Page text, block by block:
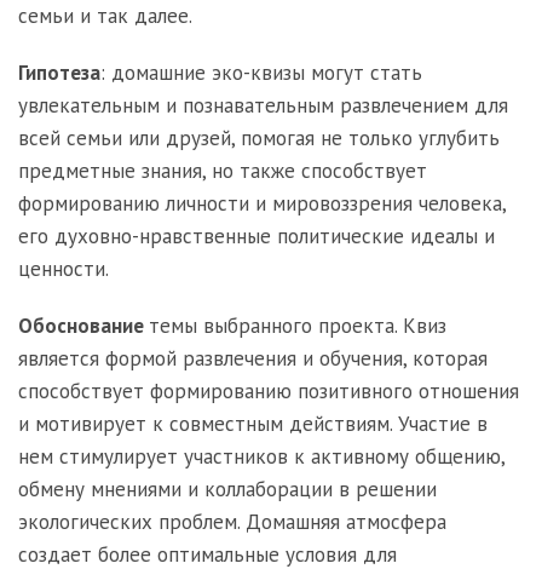
семьи и так далее.
Гипотеза: домашние эко-квизы могут стать
увлекательным и познавательным развлечением для
всей семьи или друзей, помогая не только углубить
предметные знания, но также способствует
формированию личности и мировоззрения человека,
его духовно-нравственные политические идеалы и
ценности.
Обоснование темы выбранного проекта. Квиз
является формой развлечения и обучения, которая
способствует формированию позитивного отношения
и мотивирует к совместным действиям. Участие в
нем стимулирует участников к активному общению,
обмену мнениями и коллаборации в решении
экологических проблем. Домашняя атмосфера
создает более оптимальные условия для